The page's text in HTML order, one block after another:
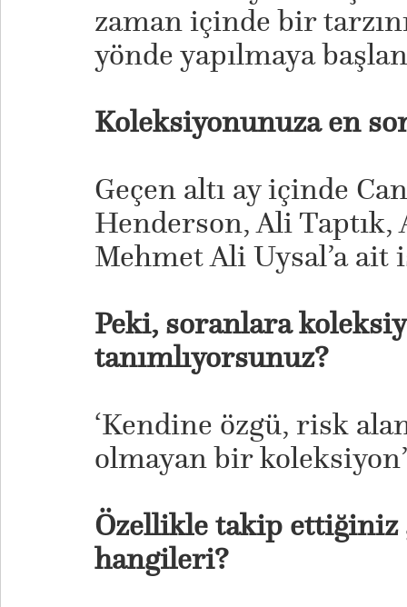
zaman içinde bir
yönde yapılmaya
Koleksiyonunuza en
Geçen altı ay içinde
Henderson, Ali Taptık,
Mehmet Ali Uysal’a ait
Peki, soranlara
tanımlıyorsunuz?
‘Kendine özgü, risk
olmayan bir
Özellikle takip ettiğiniz
hangileri?